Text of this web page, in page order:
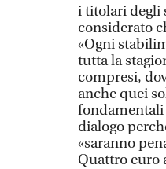
i titolari degli
considerato
«Ogni
tutta la
compresi,
anche quei
fondamentali
dialogo
«saranno
Quattro euro